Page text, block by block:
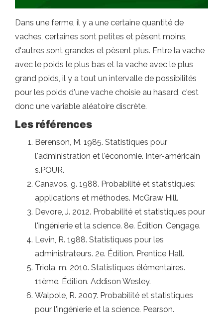
Dans une ferme, il y a une certaine quantité de
vaches, certaines sont petites et pèsent moins,
d'autres sont grandes et pèsent plus. Entre la vache
avec le poids le plus bas et la vache avec le plus
grand poids, il y a tout un intervalle de possibilités
pour les poids d'une vache choisie au hasard, c'est
donc une variable aléatoire discrète.
Les références
Berenson, M. 1985. Statistiques pour
l'administration et l'économie. Inter-américain
s.POUR.
Canavos, g. 1988. Probabilité et statistiques:
applications et méthodes. McGraw Hill.
Devore, J. 2012. Probabilité et statistiques pour
l'ingénierie et la science. 8e. Édition. Cengage.
Levin, R. 1988. Statistiques pour les
administrateurs. 2e. Édition. Prentice Hall.
Triola, m. 2010. Statistiques élémentaires.
11ème. Édition. Addison Wesley.
Walpole, R. 2007. Probabilité et statistiques
pour l'ingénierie et la science. Pearson.